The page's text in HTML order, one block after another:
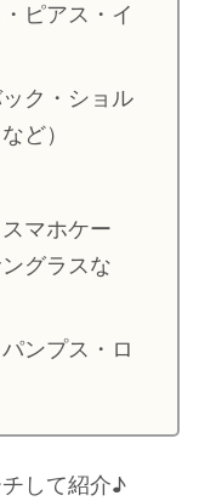
・ピアス・イ
ック・ショル
ど）
マホケー
グラスな
ンプス・ロ
して紹介♪